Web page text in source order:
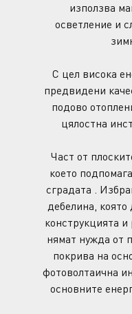
използва
осветление и
С цел висока
предвидени
подово
цялостна
Част от
което
сградата .
дебелина,
конструкцията
нямат нужда от
покрива на
фотоволтаична
основните